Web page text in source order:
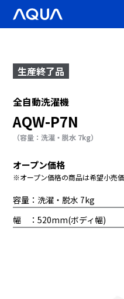
生産終了品
全自動洗濯機
AQW-P7N
（容量：洗濯・脱水 7kg）
オープン価格
※オープン価格の商品は希望小売
容量：洗濯・脱水 7kg
幅 ：520mm(ボディ幅)